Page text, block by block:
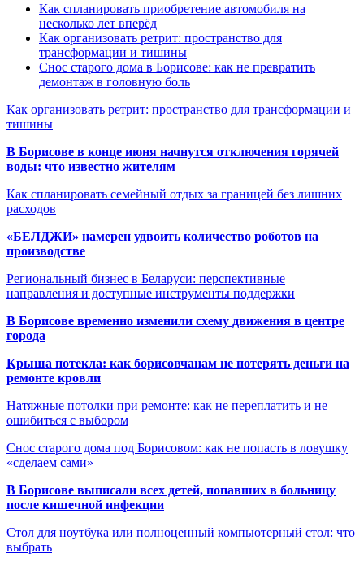
Как спланировать приобретение автомобиля на
несколько лет вперёд
Как организовать ретрит: пространство для
трансформации и тишины
Снос старого дома в Борисове: как не превратить
демонтаж в головную боль
Как организовать ретрит: пространство для трансформации и
тишины
В Борисове в конце июня начнутся отключения горячей
воды: что известно жителям
Как спланировать семейный отдых за границей без лишних
расходов
«БЕЛДЖИ» намерен удвоить количество роботов на
производстве
Региональный бизнес в Беларуси: перспективные
направления и доступные инструменты поддержки
В Борисове временно изменили схему движения в центре
города
Крыша потекла: как борисовчанам не потерять деньги на
ремонте кровли
Натяжные потолки при ремонте: как не переплатить и не
ошибиться с выбором
Снос старого дома под Борисовом: как не попасть в ловушку
«сделаем сами»
В Борисове выписали всех детей, попавших в больницу
после кишечной инфекции
Стол для ноутбука или полноценный компьютерный стол: что
выбрать